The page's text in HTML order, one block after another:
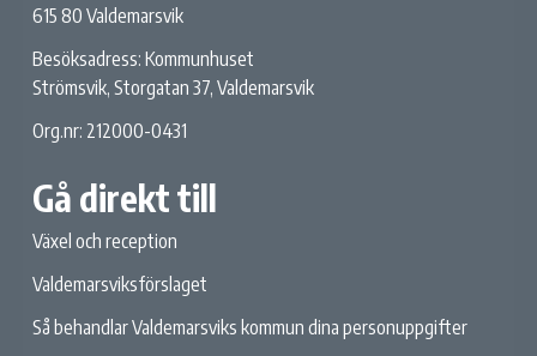
615 80 Valdemarsvik
Besöksadress: Kommunhuset
Strömsvik, Storgatan 37, Valdemarsvik
Org.nr: 212000-0431
Gå direkt till
Växel och reception
Valdemarsviksförslaget
Så behandlar Valdemarsviks kommun dina personuppgifter